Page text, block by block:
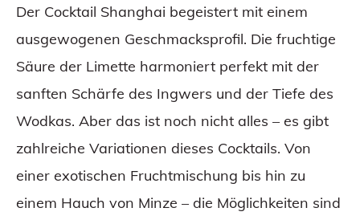
Der Cocktail Shanghai begeistert mit einem
ausgewogenen Geschmacksprofil. Die fruchtige
Säure der Limette harmoniert perfekt mit der
sanften Schärfe des Ingwers und der Tiefe des
Wodkas. Aber das ist noch nicht alles – es gibt
zahlreiche Variationen dieses Cocktails. Von
einer exotischen Fruchtmischung bis hin zu
einem Hauch von Minze – die Möglichkeiten sind